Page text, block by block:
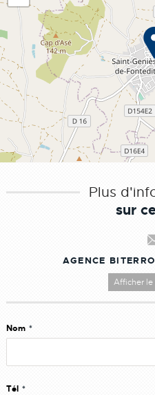
Plus
sur
AGENCE
Afficher
Nom *
Tél *